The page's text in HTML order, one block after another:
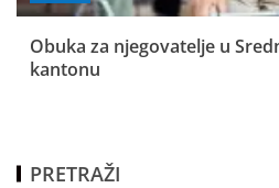
Obuka za njegovatelje u
kantonu
PRETRAŽI